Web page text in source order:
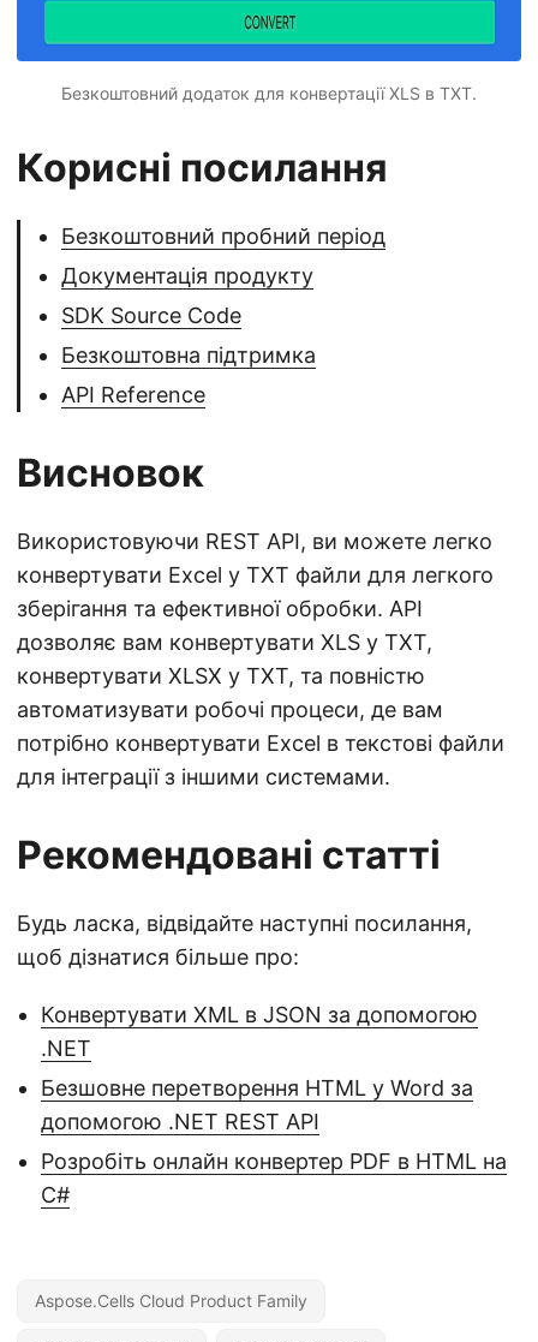
Безкоштовний додаток для конвертації XLS в TXT.
Корисні посилання
Безкоштовний пробний період
Документація продукту
SDK Source Code
Безкоштовна підтримка
API Reference
Висновок
Використовуючи REST API, ви можете легко
конвертувати Excel у TXT файли для легкого
зберігання та ефективної обробки. API
дозволяє вам конвертувати XLS у TXT,
конвертувати XLSX у TXT, та повністю
автоматизувати робочі процеси, де вам
потрібно конвертувати Excel в текстові файли
для інтеграції з іншими системами.
Рекомендовані статті
Будь ласка, відвідайте наступні посилання,
щоб дізнатися більше про:
Конвертувати XML в JSON за допомогою
.NET
Безшовне перетворення HTML у Word за
допомогою .NET REST API
Розробіть онлайн конвертер PDF в HTML на
C#
Aspose.Cells Cloud Product Family